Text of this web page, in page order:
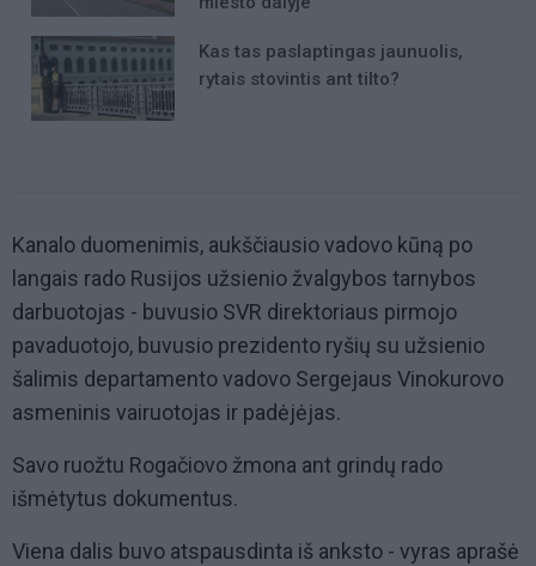
Kas tas paslaptingas jaunuolis,
rytais stovintis ant tilto?
Kanalo duomenimis, aukščiausio vadovo kūną po
langais rado Rusijos užsienio žvalgybos tarnybos
darbuotojas - buvusio SVR direktoriaus pirmojo
pavaduotojo, buvusio prezidento ryšių su užsienio
šalimis departamento vadovo Sergejaus Vinokurovo
asmeninis vairuotojas ir padėjėjas.
Savo ruožtu Rogačiovo žmona ant grindų rado
išmėtytus dokumentus.
Viena dalis buvo atspausdinta iš anksto - vyras aprašė